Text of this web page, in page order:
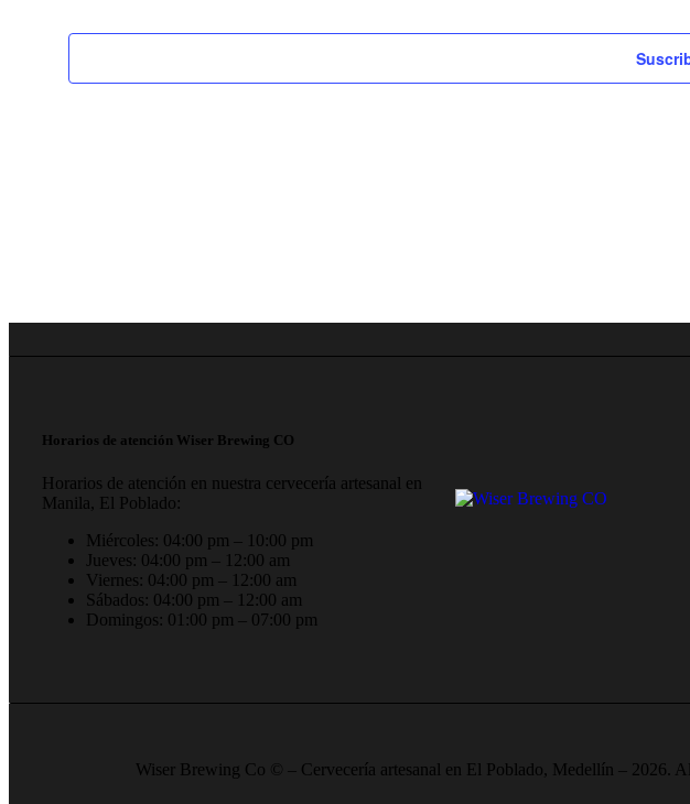
Horarios de atención Wiser Brewing CO
Horarios de atención en nuestra cervecería artesanal en
Manila, El Poblado:
Miércoles: 04:00 pm – 10:00 pm
Jueves: 04:00 pm – 12:00 am
Viernes: 04:00 pm – 12:00 am
Sábados: 04:00 pm – 12:00 am
Domingos: 01:00 pm – 07:00 pm
Wiser Brewing Co © – Cervecería artesanal en El Poblado, Medellín – 2026.